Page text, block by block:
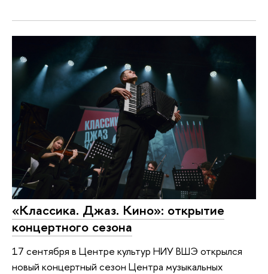
«Классика. Джаз. Кино»: открытие
концертного сезона
17 сентября в Центре культур НИУ ВШЭ открылся
новый концертный сезон Центра музыкальных